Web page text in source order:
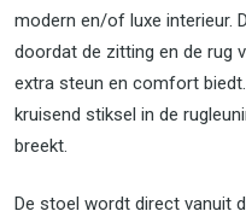
modern en/of luxe interieur.
doordat de zitting en de rug
extra steun en comfort
kruisend stiksel in de
breekt.
De stoel wordt direct vanuit